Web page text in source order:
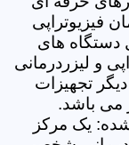
فیزیوتراپی
دستگاه های
و لیزردرمانی
تجهیزات
می باشد.
یک مرکز